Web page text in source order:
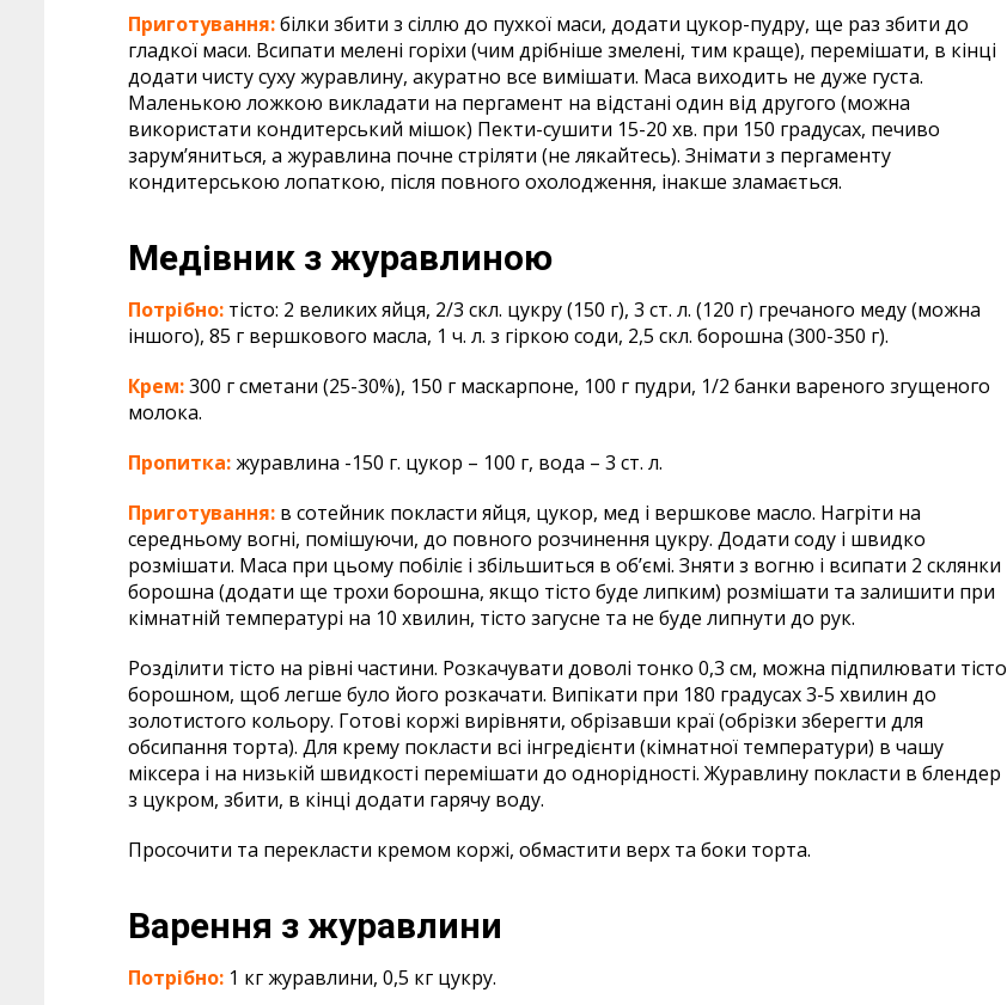
Приготування:білки збити з сіллю до пухкої маси, додати цукор-пудру, ще раз збити до
гладкої маси. Всипати мелені горіхи (чим дрібніше змелені, тим краще), перемішати, в кінці
додати чисту суху журавлину, акуратно все вимішати. Маса виходить не дуже густа.
Маленькою ложкою викладати на пергамент на відстані один від другого (можна
використати кондитерський мішок) Пекти-сушити 15-20 хв. при 150 градусах, печиво
зарум’яниться, а журавлина почне стріляти (не лякайтесь). Знімати з пергаменту
кондитерською лопаткою, після повного охолодження, інакше зламається.
Медівник з журавлиною
Потрібно: тісто: 2 великих яйця, 2/3 скл. цукру (150 г), 3 ст. л. (120 г) гречаного меду (можна
іншого), 85 г вершкового масла, 1 ч. л. з гіркою соди, 2,5 скл. борошна (300-350 г).
Крем:300 г сметани (25-30%), 150 г маскарпоне, 100 г пудри, 1/2 банки вареного згущеного
молока.
Пропитка:журавлина -150 г. цукор – 100 г, вода – 3 ст. л.
Приготування: в сотейник покласти яйця, цукор, мед і вершкове масло. Нагріти на
середньому вогні, помішуючи, до повного розчинення цукру. Додати соду і швидко
розмішати. Маса при цьому побіліє і збільшиться в об’ємі. Зняти з вогню і всипати 2 склянки
борошна (додати ще трохи борошна, якщо тісто буде липким) розмішати та залишити при
кімнатній температурі на 10 хвилин, тісто загусне та не буде липнути до рук.
Розділити тісто на рівні частини. Розкачувати доволі тонко 0,3 см, можна підпилювати тісто
борошном, щоб легше було його розкачати. Випікати при 180 градусах 3-5 хвилин до
золотистого кольору. Готові коржі вирівняти, обрізавши краї (обрізки зберегти для
обсипання торта). Для крему покласти всі інгредієнти (кімнатної температури) в чашу
міксера і на низькій швидкості перемішати до однорідності. Журавлину покласти в блендер
з цукром, збити, в кінці додати гарячу воду.
Просочити та перекласти кремом коржі, обмастити верх та боки торта.
Варення з журавлини
Потрібно: 1 кг журавлини, 0,5 кг цукру.